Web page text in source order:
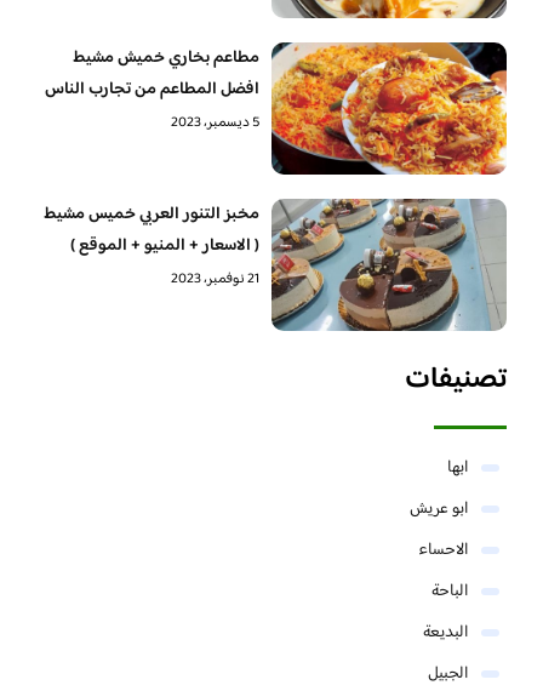
مطاعم بخاري خميش مشيط
افضل المطاعم من تجارب الناس
5 ديسمبر، 2023
مخبز التنور العربي خميس مشيط
( الاسعار + المنيو + الموقع )
21 نوفمبر، 2023
تصنيفات
ابها
ابو عريش
الاحساء
الباحة
البديعة
الجبيل